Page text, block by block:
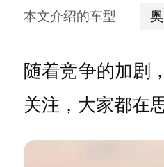
本文介绍的车型
随着竞争的加剧
关注，大家都在